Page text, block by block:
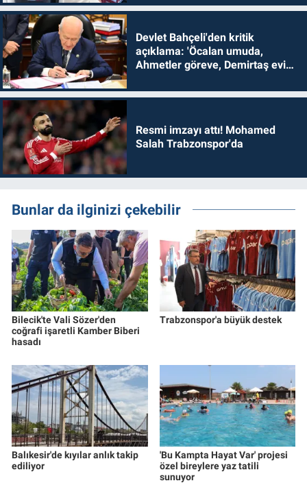
Devlet Bahçeli'den kritik
açıklama: 'Öcalan umuda,
Ahmetler göreve, Demirtaş evine
Resmi imzayı attı! Mohamed
Salah Trabzonspor'da
Bunlar da ilginizi çekebilir
Bilecik'te Vali Sözer'den
coğrafi işaretli Kamber Biberi
hasadı
Trabzonspor'a büyük destek
Balıkesir'de kıyılar anlık takip
ediliyor
'Bu Kampta Hayat Var' projesi
özel bireylere yaz tatili
sunuyor